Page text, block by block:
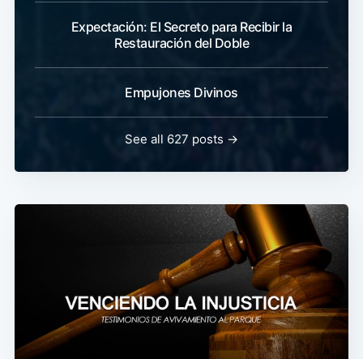
Expectación: El Secreto para Recibir la
Restauración del Doble
Empujones Divinos
See all 627 posts →